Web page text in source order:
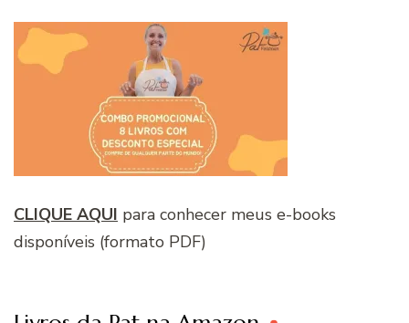
CLIQUE AQUI para conhecer meus e-books
disponíveis (formato PDF)